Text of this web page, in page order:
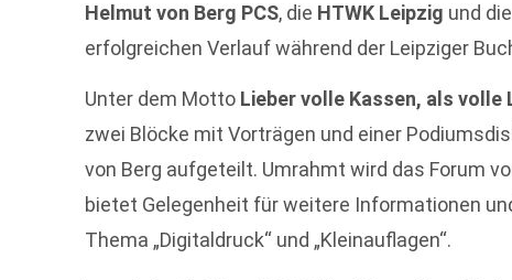
Helmut von Berg PCS, die HTWK Leipzig und die
erfolgreichen Verlauf während der Leipziger
Unter dem Motto Lieber volle Kassen, als volle
zwei Blöcke mit Vorträgen und einer
von Berg aufgeteilt. Umrahmt wird das Forum
bietet Gelegenheit für weitere Informationen
Thema „Digitaldruck“ und „Kleinauflagen“.